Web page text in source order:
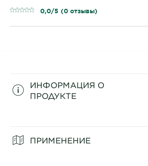
0,0/5 (0 отзывы)
ИНФОРМАЦИЯ О
ПРОДУКТЕ
ПРИМЕНЕНИЕ